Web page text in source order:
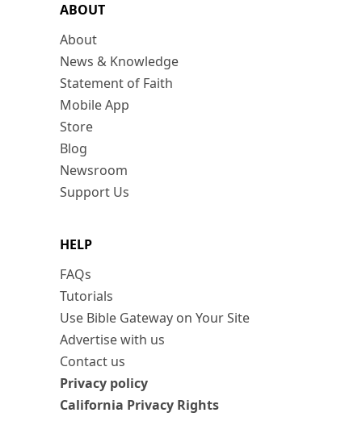
ABOUT
About
News & Knowledge
Statement of Faith
Mobile App
Store
Blog
Newsroom
Support Us
HELP
FAQs
Tutorials
Use Bible Gateway on Your Site
Advertise with us
Contact us
Privacy policy
California Privacy Rights